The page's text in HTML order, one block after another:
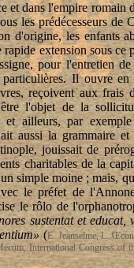
dans l'empire romain
les prédécesseurs de
d'origine, les enfants
extension sous ce
pour l'entretien de
Il ouvre
reçoivent aux frais
l'objet de la
et ailleurs, par
aussi la grammaire
jouissait de
charitables de la
simple moine ; mais,
le préfet de
lerôlode l'
sustentateteducat,
»(E. Jeanselme, L.
, InternationalCongressof